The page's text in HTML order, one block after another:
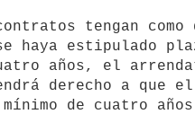
haya estipulado
años, el
derecho a que
de cuatro